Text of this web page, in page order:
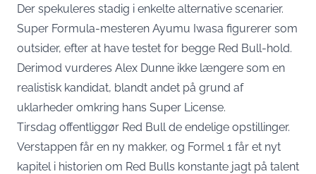
Der spekuleres stadig i enkelte alternative scenarier.
Super Formula-mesteren Ayumu Iwasa figurerer som
outsider, efter at have testet for begge Red Bull-hold.
Derimod vurderes Alex Dunne ikke længere som en
realistisk kandidat, blandt andet på grund af
uklarheder omkring hans Super License.
Tirsdag offentliggør Red Bull de endelige opstillinger.
Verstappen får en ny makker, og Formel 1 får et nyt
kapitel i historien om Red Bulls konstante jagt på talent